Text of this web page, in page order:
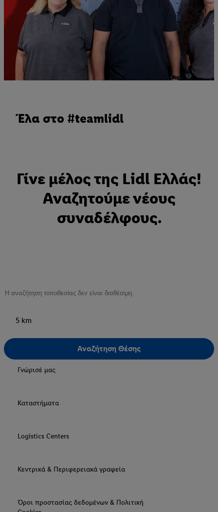
Έλα στο #teamlidl
Γίνε μέλος της Lidl Ελλάς!
Αναζητούμε νέους
συναδέλφους.
5 km
Αναζήτηση Θέσης
Γνώρισέ μας
Καταστήματα
Logistics Centers
Κεντρικά & Περιφερειακά γραφεία
Όροι προστασίας δεδομένων & Πολιτική